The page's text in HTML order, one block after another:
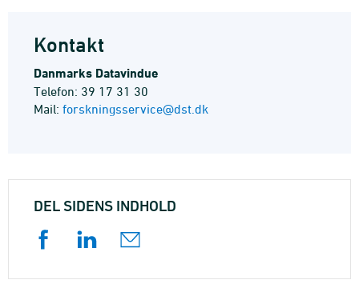
Kontakt
Danmarks Datavindue
Telefon: 39 17 31 30
Mail: forskningsservice@dst.dk
DEL SIDENS INDHOLD